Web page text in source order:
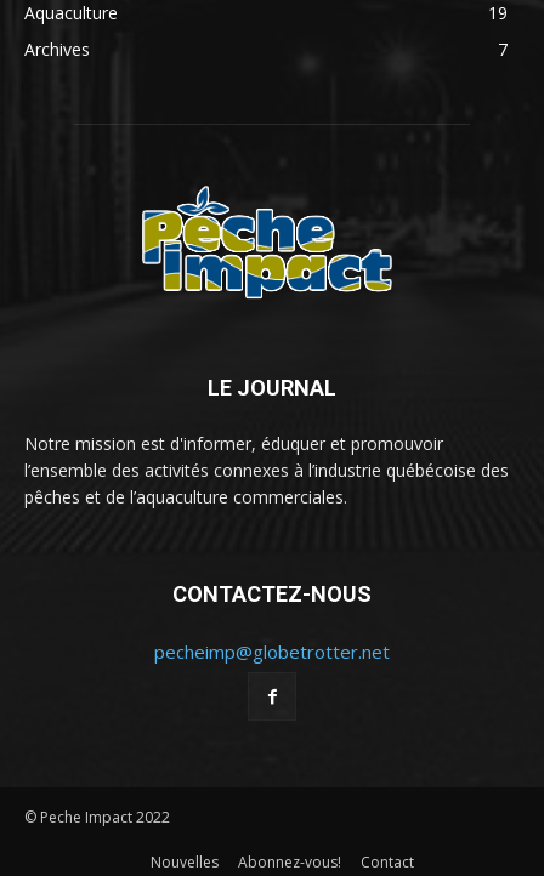
Aquaculture
19
Archives
7
LE JOURNAL
Notre mission est d'informer, éduquer et promouvoir
l’ensemble des activités connexes à l’industrie québécoise des
pêches et de l’aquaculture commerciales.
CONTACTEZ-NOUS
pecheimp@globetrotter.net
© Peche Impact 2022
Nouvelles Abonnez-vous! Contact